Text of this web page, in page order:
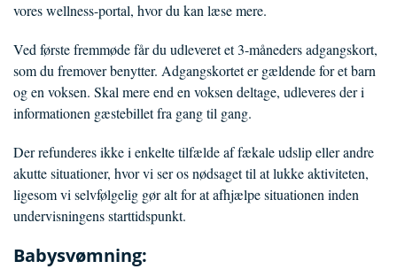
vores wellness-portal, hvor du kan læse mere.
Ved første fremmøde får du udleveret et 3-måneders adgangskort,
som du fremover benytter. Adgangskortet er gældende for et barn
og en voksen. Skal mere end en voksen deltage, udleveres der i
informationen gæstebillet fra gang til gang.
Der refunderes ikke i enkelte tilfælde af fækale udslip eller andre
akutte situationer, hvor vi ser os nødsaget til at lukke aktiviteten,
ligesom vi selvfølgelig gør alt for at afhjælpe situationen inden
undervisningens starttidspunkt.
Babysvømning: